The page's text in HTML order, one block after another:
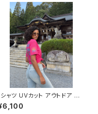
ンダー ウェア カットソー 個性
人気 定番 重ね着 和風 soul o
utfit worldwide shipping 俠
侠気
ャツ UVカット アウトドア オ
バーサイズ United Athle 4.
ドライシルキータッチ 半袖